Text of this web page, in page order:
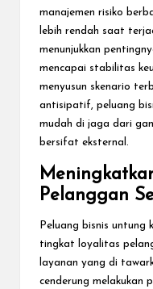
manajemen risiko
lebih rendah saat
menunjukkan
mencapai stabilitas
menyusun skenario
antisipatif, peluang
mudah di jaga dari
bersifat eksternal.
Pelanggan
Peluang bisnis untung
tingkat loyalitas
layanan yang di
cenderung melakukan